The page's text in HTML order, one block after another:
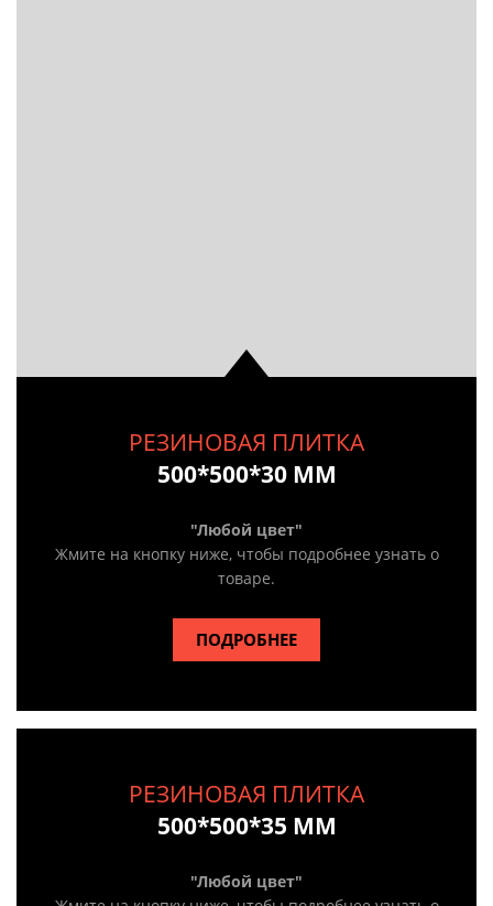
РЕЗИНОВАЯ ПЛИТКА
500*500*30 ММ
"Любой цвет"
Жмите на кнопку ниже, чтобы подробнее узнать о
товаре.
ПОДРОБНЕЕ
РЕЗИНОВАЯ ПЛИТКА
500*500*35 ММ
"Любой цвет"